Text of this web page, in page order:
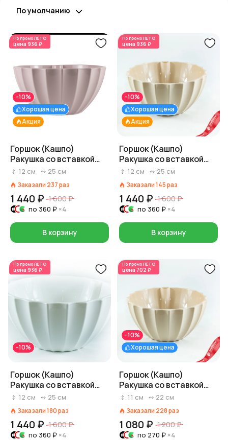
По умолчанию
По промоЛЕТО
цена 936 ₽
Акция
Хорошая цена
-10%
Горшок (Кашпо)
Ракушка со вставкой
3,4л Пластик D 25 см H
12 см 25 см
Заказали 237раз
1 440 ₽ 1 600 ₽
по 360 ₽ ×4
В корзину
По промоЛЕТО
цена 936 ₽
Акция
Хорошая цена
-10%
Горшок (Кашпо)
Ракушка со вставкой
3,4л Пластик D 25 см H
12 см 25 см
Заказали145раз
1 440 ₽ 1 600 ₽
по 360 ₽ ×4
В корзину
По промоЛЕТО
цена 936 ₽
-10%
Горшок (Кашпо)
Ракушка со вставкой
3,4л Пластик D 25 см H
12 см 25 см
Заказали180раз
1 440 ₽ 1 600 ₽
по 360 ₽ ×4
По промоЛЕТО
цена 702 ₽
Хорошая цена
-10%
Горшок (Кашпо)
Ракушка со вставкой
2,4л Пластик D 22 см H
11 см 22 см
Заказали 228раз
1 080 ₽ 1 200 ₽
по 270 ₽ ×4